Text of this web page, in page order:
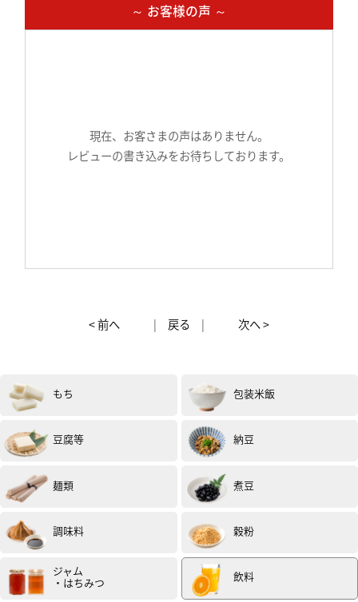
～ お客様の声 ～
現在、お客さまの声はありません。
レビューの書き込みをお待ちしております。
< 前へ | 戻る | 次へ >
もち 包装米飯
豆腐等 納豆
麺類 煮豆
調味料 穀粉
ジャム
・はちみつ 飲料